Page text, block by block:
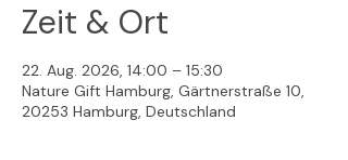
Zeit & Ort
22. Aug. 2026, 14:00 – 15:30
Nature Gift Hamburg, Gärtnerstraße 10,
20253 Hamburg, Deutschland